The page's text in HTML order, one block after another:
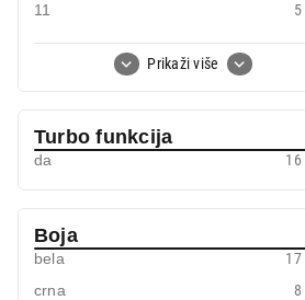
Prikaži više
11
5
12
3
Turbo funkcija
da 16
Boja
bela
17
crna
8